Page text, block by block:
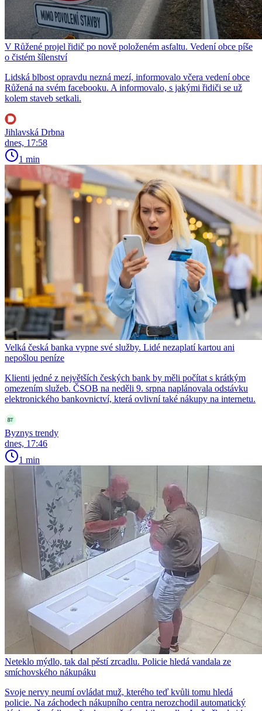
V Růžené projel řidič po nově položeném asfaltu. Vedení obce píše
o čistém šílenství
Lidská blbost opravdu nezná mezí, informovalo včera vedení obce
Růžená na svém facebooku. A informovalo, s jakými řidiči se už
kolem staveb setkali.
Jihlavská Drbna
dnes, 17:58
1 min
Velká česká banka vypne své služby. Lidé nezaplatí kartou ani
nepošlou peníze
Klienti jedné z největších českých bank by měli počítat s krátkým
omezením služeb. ČSOB na neděli 9. srpna naplánovala odstávku
elektronického bankovnictví, která ovlivní také nákupy na internetu.
Byznys trendy
dnes, 17:46
1 min
Neteklo mýdlo, tak dal pěstí zrcadlu. Policie hledá vandala ze
smíchovského nákupáku
Svoje nervy neumí ovládat muž, kterého teď kvůli tomu hledá
policie. Na záchodech nákupního centra nerozchodil automatický